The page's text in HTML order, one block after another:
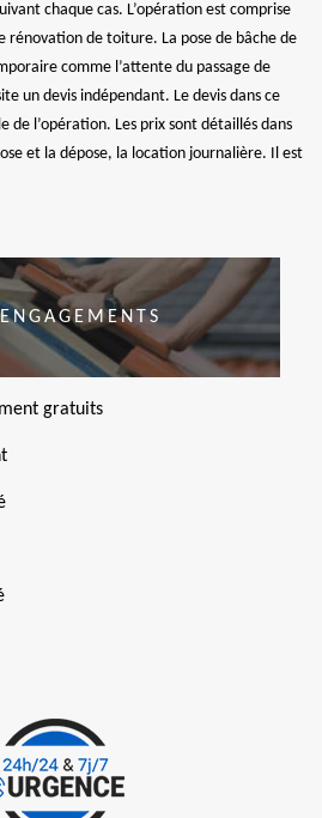
chaque cas. L’opération est comprise
rénovation de toiture. La pose de bâche de
comme l’attente du passage de
un devis indépendant. Le devis dans ce
de l’opération. Les prix sont détaillés dans
et la dépose, la location journalière. Il est
gratuits